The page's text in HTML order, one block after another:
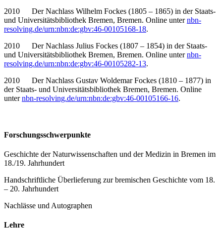
2010 Der Nachlass Wilhelm Fockes (1805 – 1865) in der Staats-
und Universitätsbibliothek Bremen, Bremen. Online unternbn-
resolving.de/urn:nbn:de:gbv:46-00105168-18.
2010 Der Nachlass Julius Fockes (1807 – 1854) in der Staats-
und Universitätsbibliothek Bremen, Bremen. Online unternbn-
resolving.de/urn:nbn:de:gbv:46-00105282-13.
2010 Der Nachlass Gustav Woldemar Fockes (1810 – 1877) in
der Staats- und Universitätsbibliothek Bremen, Bremen. Online
unternbn-resolving.de/urn:nbn:de:gbv:46-00105166-16.
Forschungsschwerpunkte
Geschichte der Naturwissenschaften und der Medizin in Bremen im
18./19. Jahrhundert
Handschriftliche Überlieferung zur bremischen Geschichte vom 18.
– 20. Jahrhundert
Nachlässe und Autographen
Lehre